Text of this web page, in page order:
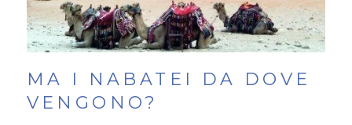
MA I NABATEI DA DOVE
VENGONO?